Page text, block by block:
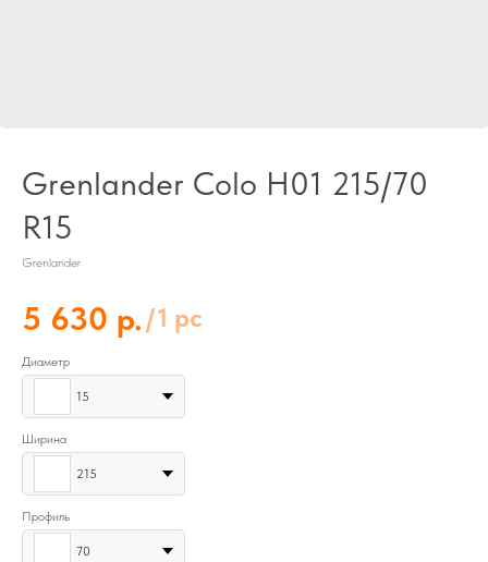
Grenlander Colo H01 215/70
R15
Grenlander
5 630 р. /1 pc
Диаметр
15
Ширина
215
Профиль
70